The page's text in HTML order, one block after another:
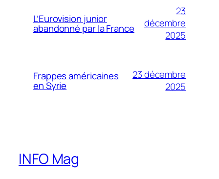
L’Eurovision junior
abandonné par la France
23
décembre
2025
Frappes américaines
en Syrie
23 décembre
2025
INFO Mag